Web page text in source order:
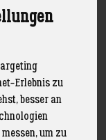
Erlebnis zu
besser an
um zu